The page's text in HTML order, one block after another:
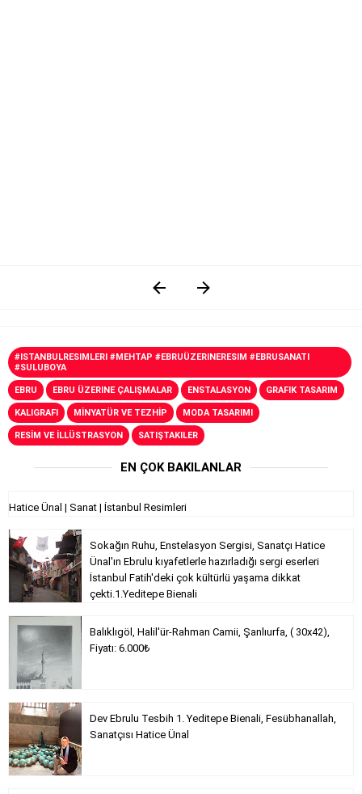
#ISTANBULRESIMLERI #MEHTAP #EBRUÜZERINERESIM #EBRUSANATI
#SULUBOYA
EBRU EBRU ÜZERINE ÇALIŞMALAR ENSTALASYON GRAFIK TASARIM
KALIGRAFI MİNYATÜR VE TEZHİP MODA TASARIMI
RESİM VE İLLÜSTRASYON SATIŞTAKILER
EN ÇOK BAKILANLAR
Hatice Ünal | Sanat | İstanbul Resimleri
Sokağın Ruhu, Enstelasyon Sergisi, Sanatçı Hatice
Ünal'ın Ebrulu kıyafetlerle hazırladığı sergi eserleri
İstanbul Fatih'deki çok kültürlü yaşama dikkat
çekti.1.Yeditepe Bienali
Balıklıgöl, Halil'ür-Rahman Camii, Şanlıurfa, ( 30x42),
Fiyatı: 6.000₺
Dev Ebrulu Tesbih 1. Yeditepe Bienali, Fesübhanallah,
Sanatçısı Hatice Ünal